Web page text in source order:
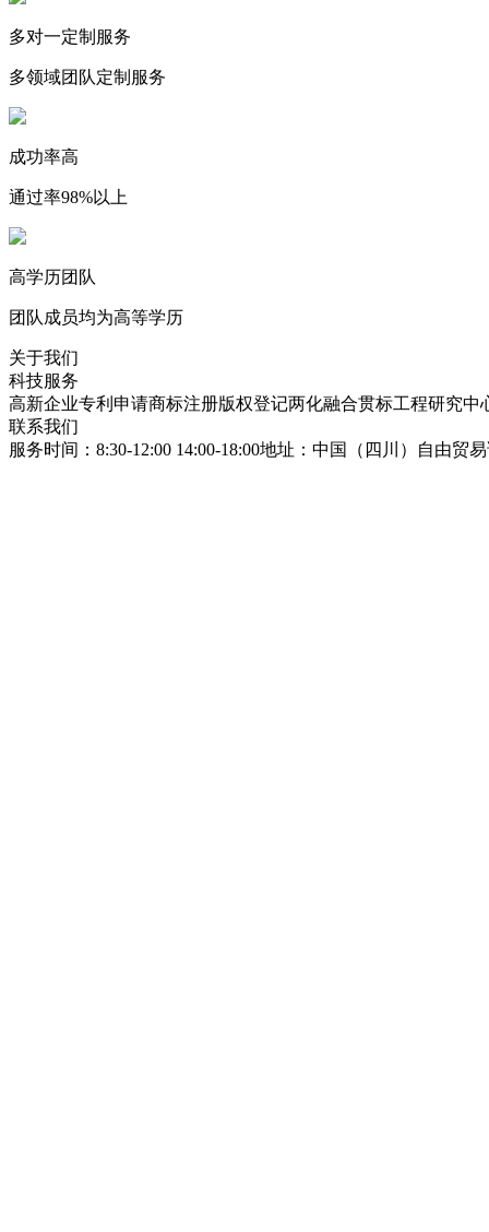
多对一定制服务
多领域团队定制服务
成功率高
通过率98%以上
高学历团队
团队成员均为高等学历
关于我们
科技服务
高新企业专利申请商标注册版权登记两化融合贯标工程研究中
联系我们
服务时间：8:30-12:00 14:00-18:00地址：中国（四川）自由贸